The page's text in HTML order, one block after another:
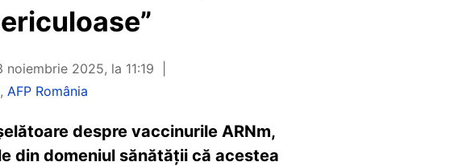
noiembrie 2025, la 11:19
,AFP România
despre vaccinurile ARNm,
din domeniul sănătății că acestea